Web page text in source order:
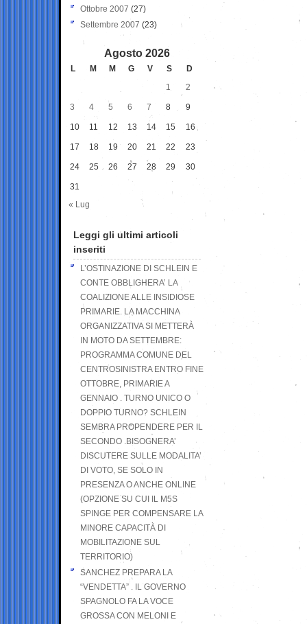
Ottobre 2007 (27)
Settembre 2007 (23)
Agosto 2026
L M M G V S
D
1
2
3 4 5 6 7 8 9
10 11 12 13 14 15 16
17 18 19 20 21 22 23
24 25 26 27 28 29 30
31
« Lug
Leggi gli ultimi articoli
inseriti
L’OSTINAZIONE DI SCHLEIN E
CONTE OBBLIGHERA’ LA
COALIZIONE ALLE INSIDIOSE
PRIMARIE. LA MACCHINA
ORGANIZZATIVA SI METTERÀ
IN MOTO DA SETTEMBRE:
PROGRAMMA COMUNE DEL
CENTROSINISTRA ENTRO FINE
OTTOBRE, PRIMARIE A
GENNAIO . TURNO UNICO O
DOPPIO TURNO? SCHLEIN
SEMBRA PROPENDERE PER IL
SECONDO .BISOGNERA’
DISCUTERE SULLE MODALITA’
DI VOTO, SE SOLO IN
PRESENZA O ANCHE ONLINE
(OPZIONE SU CUI IL M5S
SPINGE PER COMPENSARE LA
MINORE CAPACITÀ DI
MOBILITAZIONE SUL
TERRITORIO)
SANCHEZ PREPARA LA
“VENDETTA” . IL GOVERNO
SPAGNOLO FA LA VOCE
GROSSA CON MELONI E